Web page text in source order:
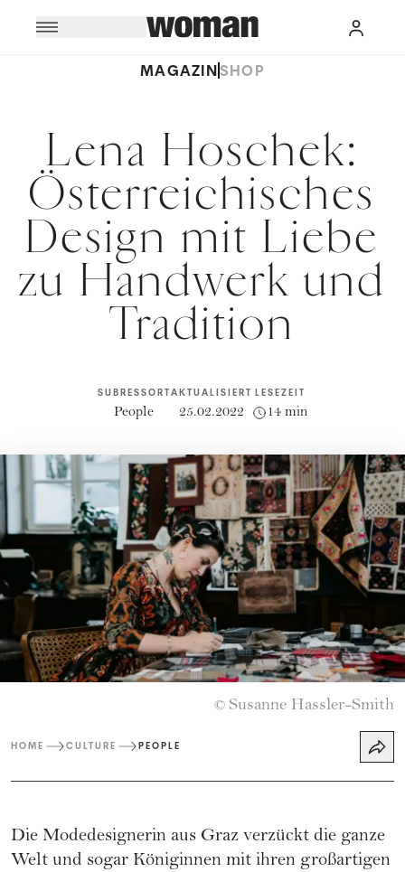
MAGAZINSHOP
Lena Hoschek:
Österreichisches
Design mit Liebe
zu Handwerk und
Tradition
SUBRESSORT
People
AKTUALISIERT
25.02.2022
LESEZEIT
14 min
© Susanne Hassler-Smith
HOME CULTURE PEOPLE
Die Modedesignerin aus Graz verzückt die ganze
Welt und sogar Königinnen mit ihren großartigen